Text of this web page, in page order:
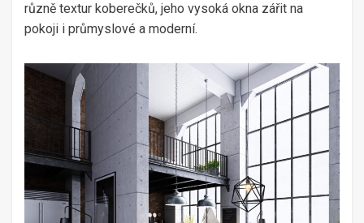
různě textur koberečků, jeho vysoká okna zářit na
pokoji i průmyslové a moderní.